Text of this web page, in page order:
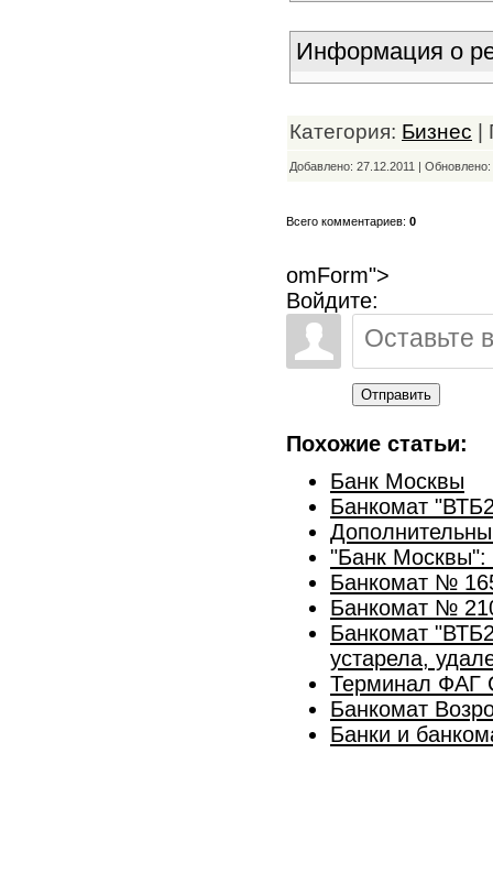
Информация о
Категория: Бизнес |
Добавлено: 27.12.2011 | Обновлено:
Всего комментариев: 0
omForm">
Войдите:
Отправить
Похожие статьи:
Банк Москвы
Банкомат
"Банк Москвы":
Банкомат №
Банкомат №
Банкомат
устарела,
Терминал
Банкомат
Банки и